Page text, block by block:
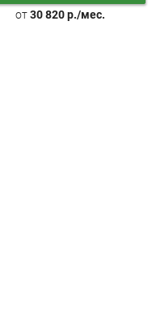
от30 820 р./мес.